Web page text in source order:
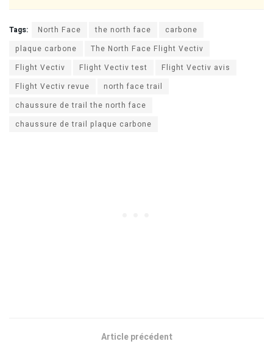
Tags: North Face the north face
carbone
plaque carbone
The North Face Flight Vectiv
Flight Vectiv
Flight Vectiv test
Flight Vectiv avis
Flight Vectiv revue
north face trail
chaussure de trail the north face
chaussure de trail plaque carbone
Article précédent